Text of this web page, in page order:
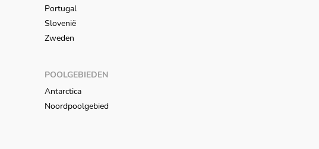
Portugal
Slovenië
Zweden
POOLGEBIEDEN
Antarctica
Noordpoolgebied